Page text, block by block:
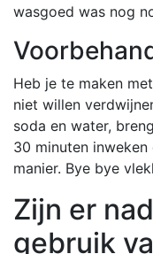
wasgoed was nog
Heb je te maken
niet willen
soda en water,
30 minuten
manier. Bye bye
Zijn er
gebruik